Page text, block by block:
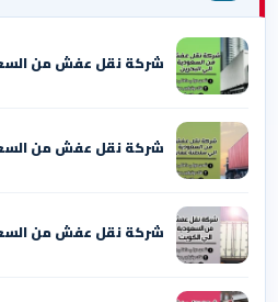
شركة نقل عفش من
شركة نقل عفش من
شركة نقل عفش من